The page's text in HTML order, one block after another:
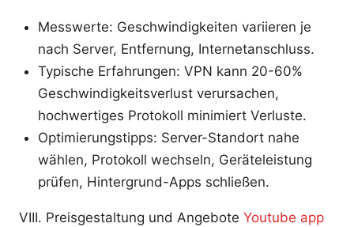
Messwerte: Geschwindigkeiten variieren je
nach Server, Entfernung, Internetanschluss.
Typische Erfahrungen: VPN kann 20-60%
Geschwindigkeitsverlust verursachen,
hochwertiges Protokoll minimiert Verluste.
Optimierungstipps: Server-Standort nahe
wählen, Protokoll wechseln, Geräteleistung
prüfen, Hintergrund-Apps schließen.
VIII. Preisgestaltung und Angebote Youtube app